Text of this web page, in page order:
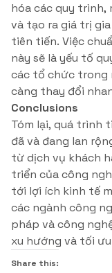
hóa các quy trình,
và tạo ra giá trị
tiên tiến. Việc
này sẽ là yếu tố
các tổ chức trong
càng thay đổi
Conclusions
Tóm lại, quá trình
đã và đang lan
từ dịch vụ khách
triển của công
tới lợi ích kinh tế
các ngành công
pháp và công
xu hướng và tối
Share this: